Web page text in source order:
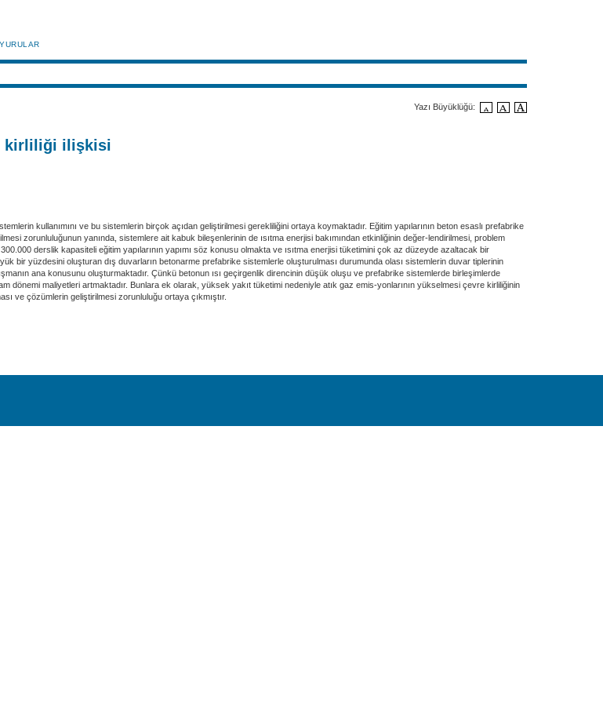
Yazı Büyüklüğü:
kirliliği ilişkisi
kullanımını ve bu sistemlerin birçok açıdan geliştirilmesi gerekliliğini ortaya koymaktadır. Eğitim yapılarının beton esaslı prefabrike
zorunluluğunun yanında, sistemlere ait kabuk bileşenlerinin de ısıtma enerjisi bakımından etkinliğinin değer-lendirilmesi, problem
derslik kapasiteli eğitim yapılarının yapımı söz konusu olmakta ve ısıtma enerjisi tüketimini çok az düzeyde azaltacak bir
bir yüzdesini oluşturan dış duvarların betonarme prefabrike sistemlerle oluşturulması durumunda olası sistemlerin duvar tiplerinin
ana konusunu oluşturmaktadır. Çünkü betonun ısı geçirgenlik direncinin düşük oluşu ve prefabrike sistemlerde birleşimlerde
dönemi maliyetleri artmaktadır. Bunlara ek olarak, yüksek yakıt tüketimi nedeniyle atık gaz emis-yonlarının yükselmesi çevre kirliliğinin
ve çözümlerin geliştirilmesi zorunluluğu ortaya çıkmıştır.